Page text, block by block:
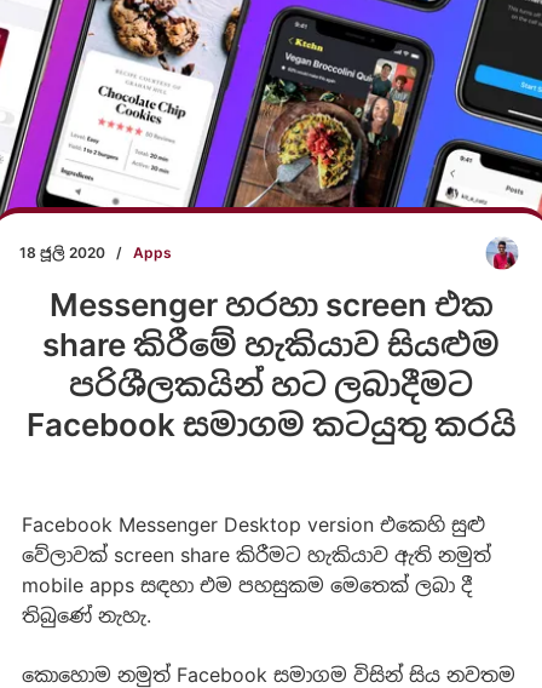
18 ජූලි 2020 / Apps
Messenger හරහා screen එක
share කිරීමේ හැකියාව සියළුම
පරිශීලකයින් හට ලබාදීමට
Facebook සමාගම කටයුතු කරයි
Facebook Messenger Desktop version එකෙහි සුළු
වේලාවක් screen share කිරීමට හැකියාව ඇති නමුත්
mobile apps සඳහා එම පහසුකම මෙතෙක් ලබා දී
තිබුණේ නැහැ.
කොහොම නමුත් Facebook සමාගම විසින් සිය නවතම